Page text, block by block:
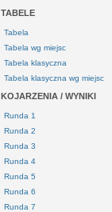
TABELE
Tabela
Tabela wg miejsc
Tabela klasyczna
Tabela klasyczna wg miejsc
KOJARZENIA / WYNIKI
Runda 1
Runda 2
Runda 3
Runda 4
Runda 5
Runda 6
Runda 7